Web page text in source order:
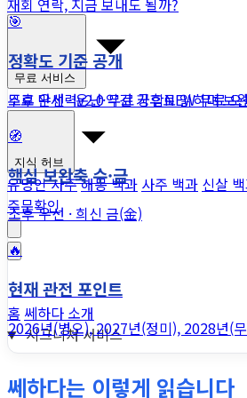
재회 연락, 지금 보내도 될까?
무료 서비스
무료 만세력v2.0무료 궁합NEW무료
지식 허브
유명인 사주해몽 백과 사주 백과 신살
주문확인
홈 쎄하다 소개
시그니처 서비스
🎯
정확도 기준 공개
조후 우선 · 온난·약건 기후로 읽히며 보
🧭
핵심 보완축 수·금
조후 우선 · 희신 금(金)
🔥
현재 관전 포인트
2026년(병오), 2027년(정미), 2028년(
쎄하다는 이렇게 읽습니다